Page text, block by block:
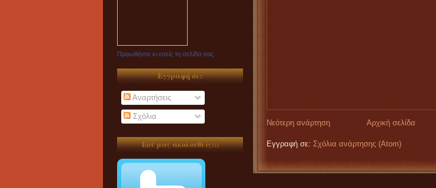
Προωθήστε κι εσείς τη σελίδα σας
Εγγραφή σε:
Αναρτήσεις
Σχόλια
Εσύ μας ακολουθείς:::
Νεότερη ανάρτηση Αρχική σελίδα
Εγγραφή σε: Σχόλια ανάρτησης (Atom)